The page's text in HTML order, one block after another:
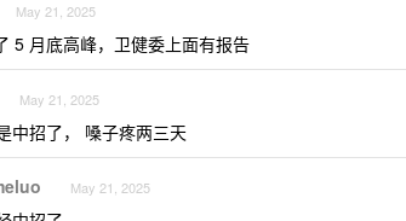
May 21, 2025
5 月底高峰，卫健委上面有报告
May 21, 2025
中招了， 嗓子疼两三天
May 21, 2025